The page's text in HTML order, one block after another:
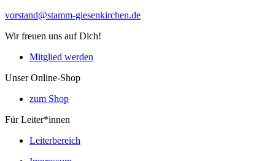
vorstand@stamm-giesenkirchen.de
Wir freuen uns auf Dich!
Mitglied werden
Unser Online-Shop
zum Shop
Für Leiter*innen
Leiterbereich